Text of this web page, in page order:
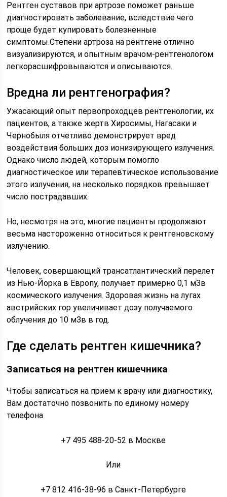
Рентген суставов при артрозе поможет раньше
диагностировать заболевание, вследствие чего
проще будет купировать болезненные
симптомы.Степени артроза на рентгене отлично
визуализируются, и опытным врачом-рентгенологом
легкорасшифровываются и описываются.
Вредна ли рентгенография?
Ужасающий опыт первопроходцев рентгенологии, их
пациентов, а также жертв Хиросимы, Нагасаки и
Чернобыля отчетливо демонстрирует вред
воздействия больших доз ионизирующего излучения.
Однако число людей, которым помогло
диагностическое или терапевтическое использование
этого излучения, на несколько порядков превышает
число пострадавших.
Но, несмотря на это, многие пациенты продолжают
весьма настороженно относиться к рентгеновскому
излучению.
Человек, совершающий трансатлантический перелет
из Нью-Йорка в Европу, получает примерно 0,1 мЗв
космического излучения. Здоровая жизнь на лугах
австрийских гор увеличивает дозу получаемого
облучения до 10 мЗв в год.
Где сделать рентген кишечника?
Записаться на рентген кишечника
Чтобы записаться на прием к врачу или диагностику,
Вам достаточно позвонить по единому номеру
телефона
+7 495 488-20-52 в Москве
Или
+7 812 416-38-96 в Санкт-Петербурге